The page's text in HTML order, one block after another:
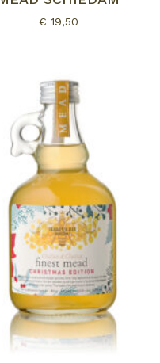
€ 19,50